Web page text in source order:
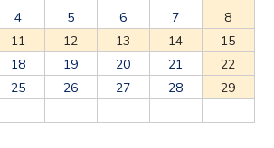
4 5 6 7
8
11 12 13 14
15
18 19 20 21
22
25 26 27 28
29